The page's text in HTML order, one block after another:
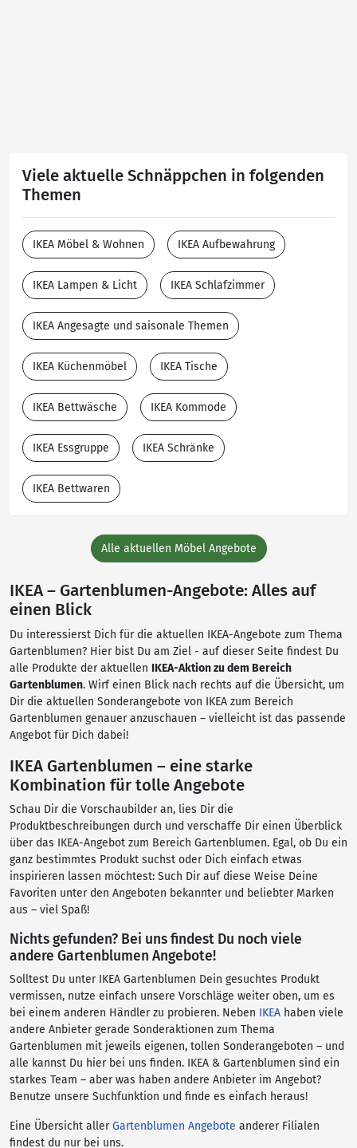
Viele aktuelle Schnäppchen in folgenden
Themen
IKEA Möbel & Wohnen IKEA Aufbewahrung
IKEA Lampen & Licht IKEA Schlafzimmer
IKEA Angesagte und saisonale Themen
IKEA Küchenmöbel IKEA Tische
IKEA Bettwäsche IKEA Kommode
IKEA Essgruppe IKEA Schränke
IKEA Bettwaren
Alle aktuellen Möbel Angebote
IKEA – Gartenblumen-Angebote: Alles auf
einen Blick
Du interessierst Dich für die aktuellen IKEA-Angebote zum Thema
Gartenblumen? Hier bist Du am Ziel - auf dieser Seite findest Du
alle Produkte der aktuellen IKEA-Aktion zu dem Bereich
Gartenblumen. Wirf einen Blick nach rechts auf die Übersicht, um
Dir die aktuellen Sonderangebote von IKEA zum Bereich
Gartenblumen genauer anzuschauen – vielleicht ist das passende
Angebot für Dich dabei!
IKEA Gartenblumen – eine starke
Kombination für tolle Angebote
Schau Dir die Vorschaubilder an, lies Dir die
Produktbeschreibungen durch und verschaffe Dir einen Überblick
über das IKEA-Angebot zum Bereich Gartenblumen. Egal, ob Du ein
ganz bestimmtes Produkt suchst oder Dich einfach etwas
inspirieren lassen möchtest: Such Dir auf diese Weise Deine
Favoriten unter den Angeboten bekannter und beliebter Marken
aus – viel Spaß!
Nichts gefunden? Bei uns findest Du noch viele
andere Gartenblumen Angebote!
Solltest Du unter IKEA Gartenblumen Dein gesuchtes Produkt
vermissen, nutze einfach unsere Vorschläge weiter oben, um es
bei einem anderen Händler zu probieren. Neben IKEA haben viele
andere Anbieter gerade Sonderaktionen zum Thema
Gartenblumen mit jeweils eigenen, tollen Sonderangeboten – und
alle kannst Du hier bei uns finden. IKEA & Gartenblumen sind ein
starkes Team – aber was haben andere Anbieter im Angebot?
Benutze unsere Suchfunktion und finde es einfach heraus!
Eine Übersicht allerGartenblumen Angebote anderer Filialen
findest du nur bei uns.